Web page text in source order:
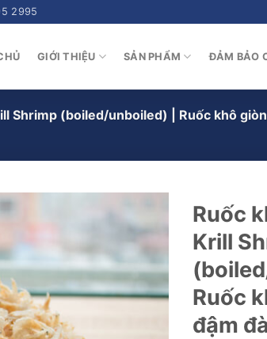
2995
GIỚI THIỆU SẢN PHẨM ĐẢM BẢO
Shrimp (boiled/unboiled) | Ruốc khô
Ruốc
Krill
Ruốc
đậm